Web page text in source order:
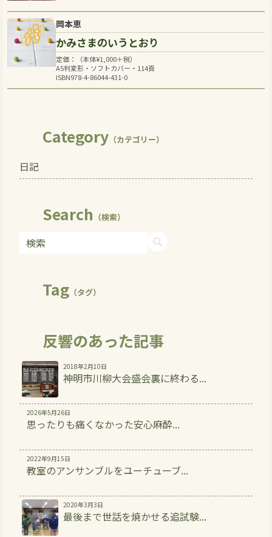
岡本恵
かみさまのいうとおり
定価：（本体¥1,000＋税）
A5判変形・ソフトカバー・114頁
ISBN978-4-86044-431-0
Category（カテゴリー）
日記
Search （検索）
Tag（タグ）
反響のあった記事
2018年2月10日
神明市川柳大会盛会裏に終わる...
2026年5月26日
思ったりも痛くなかった安心麻酔...
2022年9月15日
教室のアンサンブルをユーチューブ...
2020年3月3日
最後まで世話を焼かせる追試験...